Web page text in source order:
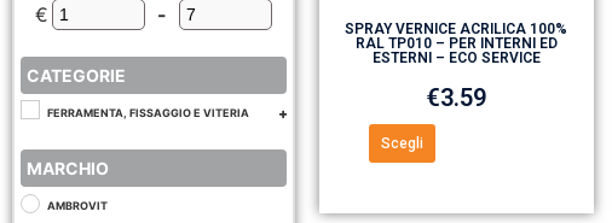
€ Minimum Price
-
Maximum Price
CATEGORIE
FERRAMENTA, FISSAGGIO E VITERIA
MARCHIO
AMBROVIT
SPRAY VERNICE ACRILICA 100%
RAL TP010 – PER INTERNI ED
ESTERNI – ECO SERVICE
€3.59
Scegli